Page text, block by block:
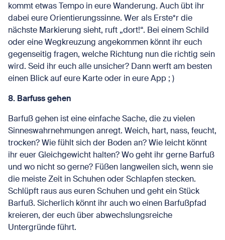
kommt etwas Tempo in eure Wanderung. Auch übt ihr
dabei eure Orientierungssinne. Wer als Erste*r die
nächste Markierung sieht, ruft „dort!“. Bei einem Schild
oder eine Wegkreuzung angekommen könnt ihr euch
gegenseitig fragen, welche Richtung nun die richtig sein
wird. Seid ihr euch alle unsicher? Dann werft am besten
einen Blick auf eure Karte oder in eure App ; )
8. Barfuss gehen
Barfuß gehen ist eine einfache Sache, die zu vielen
Sinneswahrnehmungen anregt. Weich, hart, nass, feucht,
trocken? Wie fühlt sich der Boden an? Wie leicht könnt
ihr euer Gleichgewicht halten? Wo geht ihr gerne Barfuß
und wo nicht so gerne? Füßen langweilen sich, wenn sie
die meiste Zeit in Schuhen oder Schlapfen stecken.
Schlüpft raus aus euren Schuhen und geht ein Stück
Barfuß. Sicherlich könnt ihr auch wo einen Barfußpfad
kreieren, der euch über abwechslungsreiche
Untergründe führt.